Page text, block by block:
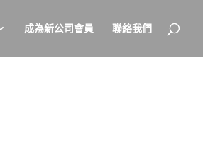
成為新公司會員 聯絡我們